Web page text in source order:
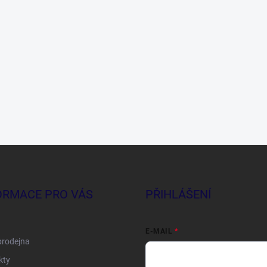
PRO VÁS PŘIHLÁŠENÍ
E-MAIL